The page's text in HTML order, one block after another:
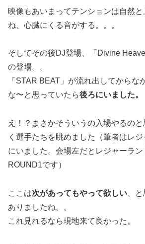
映像もあいまってテンションは自然
ね、心臓にくる音がする。。。
そしてその後DJ登場、「Divine
の登場。。
「STAR BEAT」が流れ出してからな
な〜と思っていたら後ろにいました。
え！？まさかそういうの入場やるの
く選手たちを眺めました（筆者はレ
にいました。会場左だとレジャーラン
ROUND1です）
ここは次があってもやって欲しい 、
ありましたね。。
これ見れるなら現地来て良かった。